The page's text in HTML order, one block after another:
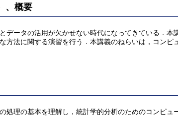
、概要
データの活用が欠かせない時代になってきている．
方法に関する演習を行う．本講義のねらいは，コン
処理の基本を理解し，統計学的分析のためのコンピ